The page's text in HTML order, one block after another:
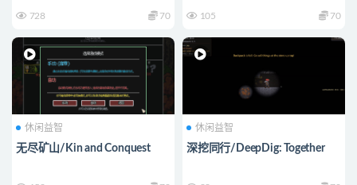
728 70 105 70
休闲益智
无尽矿山/Kin and Conquest
休闲益智
深挖同行/DeepDig: Together